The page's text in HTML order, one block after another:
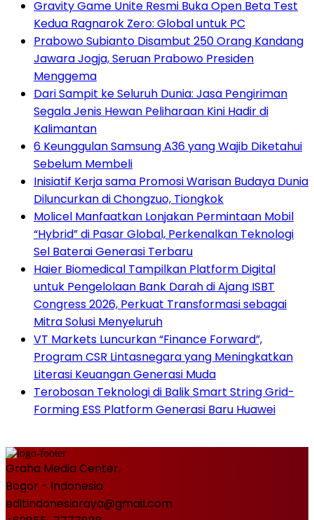
Gravity Game Unite Resmi Buka Open Beta Test
Kedua Ragnarok Zero: Global untuk PC
Prabowo Subianto Disambut 250 Orang Kandang
Jawara Jogja, Seruan Prabowo Presiden
Menggema
Dari Sampit ke Seluruh Dunia: Jasa Pengiriman
Segala Jenis Hewan Peliharaan Kini Hadir di
Kalimantan
6 Keunggulan Samsung A36 yang Wajib Diketahui
Sebelum Membeli
Inisiatif Kerja sama Promosi Warisan Budaya Dunia
Diluncurkan di Chongzuo, Tiongkok
Molicel Manfaatkan Lonjakan Permintaan Mobil
“Hybrid” di Pasar Global, Perkenalkan Teknologi
Sel Baterai Generasi Terbaru
Haier Biomedical Tampilkan Platform Digital
untuk Pengelolaan Bank Darah di Ajang ISBT
Congress 2026, Perkuat Transformasi sebagai
Mitra Solusi Menyeluruh
VT Markets Luncurkan “Finance Forward”,
Program CSR Lintasnegara yang Meningkatkan
Literasi Keuangan Generasi Muda
Terobosan Teknologi di Balik Smart String Grid-
Forming ESS Platform Generasi Baru Huawei
Graha Media Center,
Bogor - Indonesia
editindonesiaraya@gmail.com